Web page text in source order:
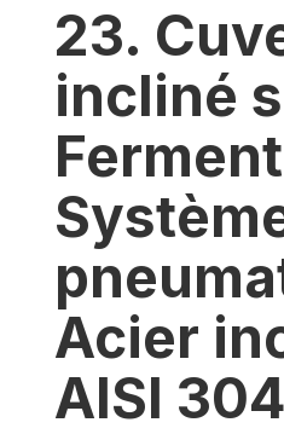
23.
incliné
Acier
AISI 304